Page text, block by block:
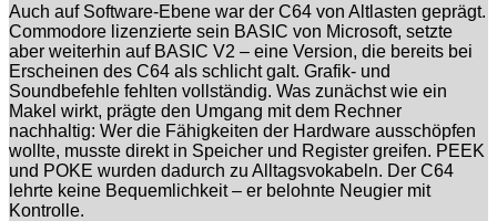
Auch auf Software-Ebene war der C64 von Altlasten geprägt.
Commodore lizenzierte sein BASIC von Microsoft, setzte
aber weiterhin auf BASIC V2 – eine Version, die bereits bei
Erscheinen des C64 als schlicht galt. Grafik- und
Soundbefehle fehlten vollständig. Was zunächst wie ein
Makel wirkt, prägte den Umgang mit dem Rechner
nachhaltig: Wer die Fähigkeiten der Hardware ausschöpfen
wollte, musste direkt in Speicher und Register greifen. PEEK
und POKE wurden dadurch zu Alltagsvokabeln. Der C64
lehrte keine Bequemlichkeit – er belohnte Neugier mit
Kontrolle.